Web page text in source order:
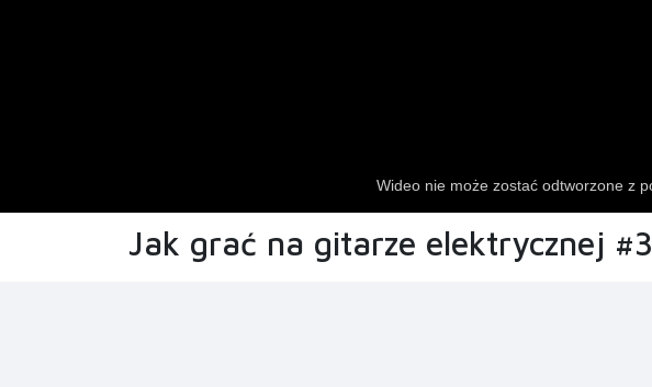
Jak grać na gitarze elektrycznej #3